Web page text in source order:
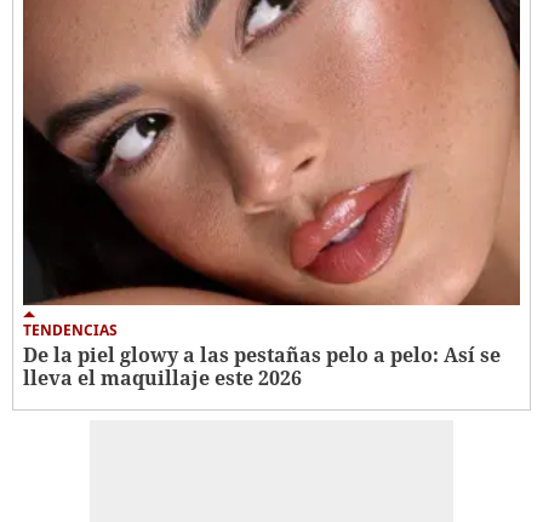
TENDENCIAS
De la piel glowy a las pestañas pelo a pelo: Así se
lleva el maquillaje este 2026